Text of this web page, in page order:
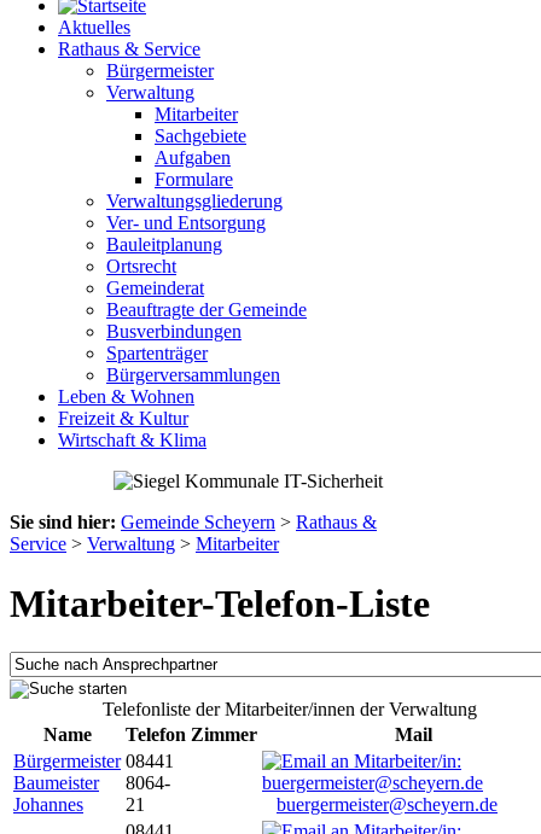
Aktuelles
Rathaus & Service
Bürgermeister
Verwaltung
Mitarbeiter
Sachgebiete
Aufgaben
Formulare
Verwaltungsgliederung
Ver- und Entsorgung
Bauleitplanung
Ortsrecht
Gemeinderat
Beauftragte der Gemeinde
Busverbindungen
Spartenträger
Bürgerversammlungen
Leben & Wohnen
Freizeit & Kultur
Wirtschaft & Klima
Sie sind hier: Gemeinde Scheyern > Rathaus &
Service > Verwaltung > Mitarbeiter
Mitarbeiter-Telefon-Liste
Telefonliste der Mitarbeiter/innen der Verwaltung
Name
Telefon Zimmer
Mail
Bürgermeister
Baumeister
Johannes
08441
8064-
21
buergermeister@scheyern.de